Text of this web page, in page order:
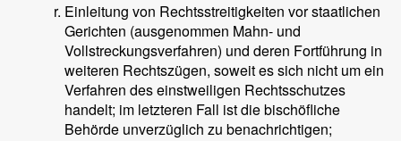
Einleitung von Rechtsstreitigkeiten vor staatlichen
Gerichten (ausgenommen Mahn- und
Vollstreckungsverfahren) und deren Fortführung in
weiteren Rechtszügen, soweit es sich nicht um ein
Verfahren des einstweiligen Rechtsschutzes
handelt; im letzteren Fall ist die bischöfliche
Behörde unverzüglich zu benachrichtigen;